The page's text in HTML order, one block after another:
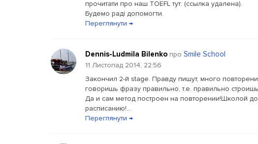
прочитати про наш TOEFL тут: (ссылка удалена).
Будемо раді допомогти.
Переглянути →
Dennis-Ludmila Bilenko про Smile School
11 Листопад 2014, 22:56
Закончил 2-й stage. Правду пишут, много
говоришь фразу правильно, т.е. правильно
Да и сам метод построен на повторении!Школой
расписанию!...
Переглянути →